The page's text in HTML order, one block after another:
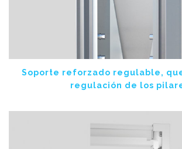
Soporte reforzado regulable,
regulación de los